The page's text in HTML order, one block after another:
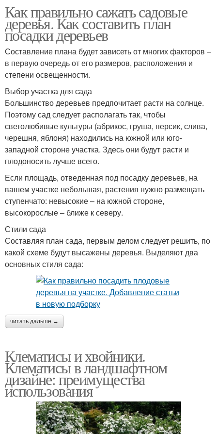
Как правильно сажать садовые
деревья. Как составить план
посадки деревьев
Составление плана будет зависеть от многих факторов –
в первую очередь от его размеров, расположения и
степени освещенности.
Выбор участка для сада
Большинство деревьев предпочитает расти на солнце.
Поэтому сад следует располагать так, чтобы
светолюбивые культуры (абрикос, груша, персик, слива,
черешня, яблоня) находились на южной или юго-
западной стороне участка. Здесь они будут расти и
плодоносить лучше всего.
Если площадь, отведенная под посадку деревьев, на
вашем участке небольшая, растения нужно размещать
ступенчато: невысокие – на южной стороне,
высокорослые – ближе к северу.
Стили сада
Составляя план сада, первым делом следует решить, по
какой схеме будут высажены деревья. Выделяют два
основных стиля сада:
читать дальше →
Клематисы и хвойники.
Клематисы в ландшафтном
дизайне: преимущества
использования